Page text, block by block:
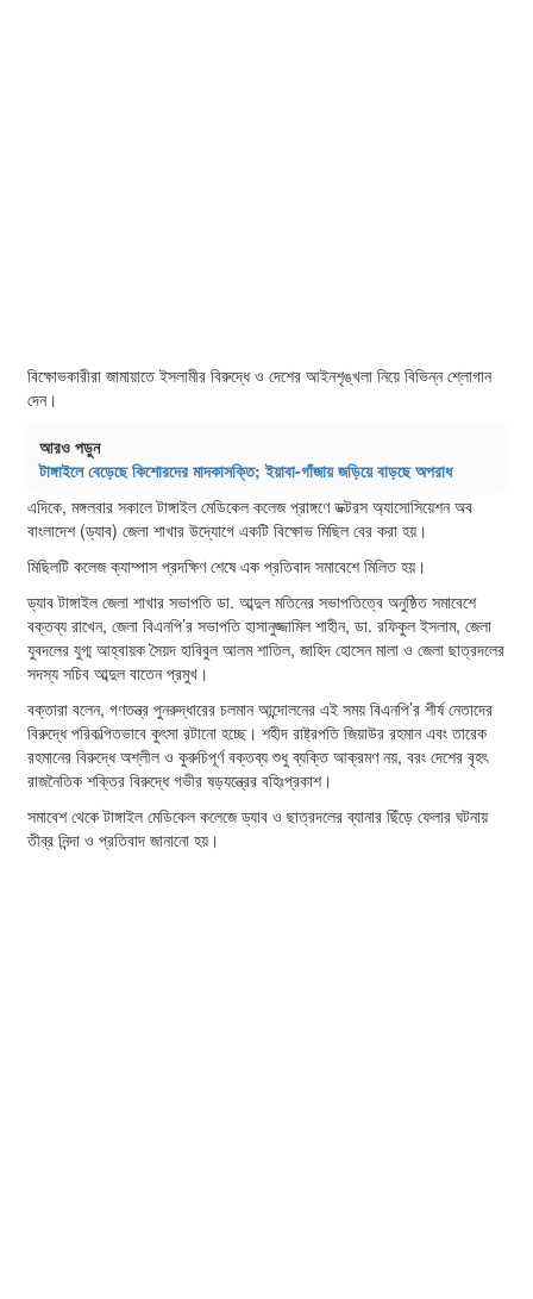
বিক্ষোভকারীরা জামায়াতে ইসলামীর বিরুদ্ধে ও দেশের আইনশৃঙ্খলা নিয়ে বিভিন্ন শ্লোগান
দেন।
আরও পড়ুন
টাঙ্গাইলে বেড়েছে কিশোরদের মাদকাসক্তি; ইয়াবা-গাঁজায় জড়িয়ে বাড়ছে অপরাধ
এদিকে, মঙ্গলবার সকালে টাঙ্গাইল মেডিকেল কলেজ প্রাঙ্গণে ডক্টরস অ্যাসোসিয়েশন অব
বাংলাদেশ (ড্যাব) জেলা শাখার উদ্যোগে একটি বিক্ষোভ মিছিল বের করা হয়।
মিছিলটি কলেজ ক্যাম্পাস প্রদক্ষিণ শেষে এক প্রতিবাদ সমাবেশে মিলিত হয়।
ড্যাব টাঙ্গাইল জেলা শাখার সভাপতি ডা. আব্দুল মতিনের সভাপতিত্বে অনুষ্ঠিত সমাবেশে
বক্তব্য রাখেন, জেলা বিএনপি’র সভাপতি হাসানুজ্জামিল শাহীন, ডা. রফিকুল ইসলাম, জেলা
যুবদলের যুগ্ম আহ্বায়ক সৈয়দ হাবিবুল আলম শাতিল, জাহিদ হোসেন মালা ও জেলা ছাত্রদলের
সদস্য সচিব আব্দুল বাতেন প্রমুখ।
বক্তারা বলেন, গণতন্ত্র পুনরুদ্ধারের চলমান আন্দোলনের এই সময় বিএনপি’র শীর্ষ নেতাদের
বিরুদ্ধে পরিকল্পিতভাবে কুৎসা রটানো হচ্ছে। শহীদ রাষ্ট্রপতি জিয়াউর রহমান এবং তারেক
রহমানের বিরুদ্ধে অশ্লীল ও কুরুচিপূর্ণ বক্তব্য শুধু ব্যক্তি আক্রমণ নয়, বরং দেশের বৃহৎ
রাজনৈতিক শক্তির বিরুদ্ধে গভীর ষড়যন্ত্রের বহিঃপ্রকাশ।
সমাবেশ থেকে টাঙ্গাইল মেডিকেল কলেজে ড্যাব ও ছাত্রদলের ব্যানার ছিঁড়ে ফেলার ঘটনায়
তীব্র নিন্দা ও প্রতিবাদ জানানো হয়।